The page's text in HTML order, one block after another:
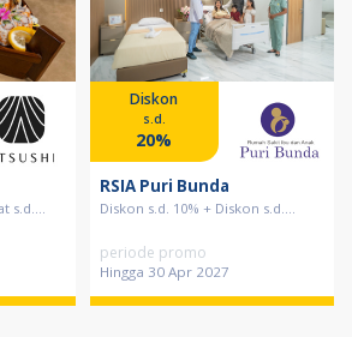
s.d....
Diskon
s.d.
20%
RSIA Puri Bunda
Diskon s.d. 10% + Diskon s.d....
periode promo
Hingga 30 Apr 2027